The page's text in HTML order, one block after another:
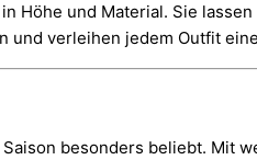
Höhe und Material. Sie
und verleihen jedem Outfit
besonders beliebt. Mit